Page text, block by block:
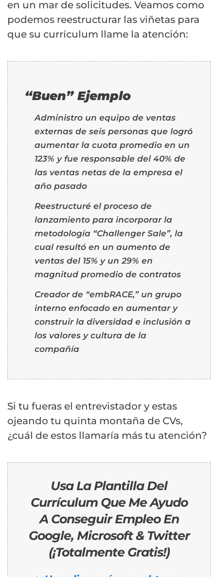
en un mar de solicitudes. Veamos como
podemos reestructurar las viñetas para
que su currículum llame la atención:
“Buen” Ejemplo
Administro un equipo de ventas
externas de seis personas que logró
aumentar la cuota promedio en un
123% y fue responsable del 40% de
las ventas netas de la empresa el
año pasado
Reestructuré el proceso de
lanzamiento para incorporar la
metodología “Challenger Sale”, la
cual resultó en un aumento de
ventas del 15% y un 29% en
magnitud promedio de contratos
Creador de “embRACE,” un grupo
interno enfocado en aumentar y
construir la diversidad e inclusión a
los valores y cultura de la
compañía
Si tu fueras el entrevistador y estas
ojeando tu quinta montaña de CVs,
¿cuál de estos llamaría más tu atención?
Usa La Plantilla Del
Currículum Que Me Ayudo
A Conseguir Empleo En
Google, Microsoft & Twitter
(¡Totalmente Gratis!)